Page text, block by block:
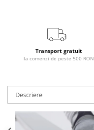
Transport gratuit
la comenzi de peste 500 RON
Descriere